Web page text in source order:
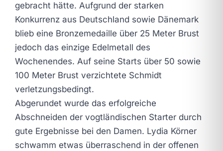
gebracht hätte. Aufgrund der starken
Konkurrenz aus Deutschland sowie Dänemark
blieb eine Bronzemedaille über 25 Meter Brust
jedoch das einzige Edelmetall des
Wochenendes. Auf seine Starts über 50 sowie
100 Meter Brust verzichtete Schmidt
verletzungsbedingt.
Abgerundet wurde das erfolgreiche
Abschneiden der vogtländischen Starter durch
gute Ergebnisse bei den Damen. Lydia Körner
schwamm etwas überraschend in der offenen